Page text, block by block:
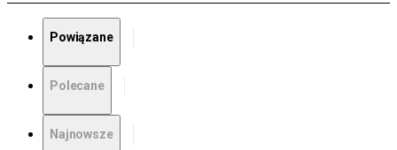
Powiązane
Polecane
Najnowsze